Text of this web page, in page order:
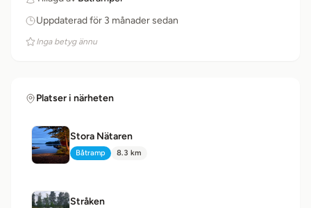
Uppdaterad för 3 månader sedan
Inga betyg ännu
Platser i närheten
Stora Nätaren
Typ:
Båtramp Avstånd:
8.3 km
Stråken